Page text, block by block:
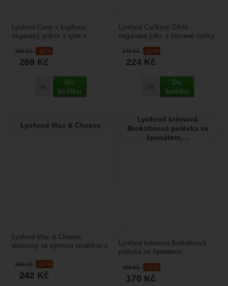
299Kč -10 %
269 Kč
Přidat 'Lyofood Curry s kopřivou' k porovnání
Do
košíku
Lyofood Curry s kopřivou:
veganský pokrm z rýže s
omáčkou z jemného
kokosového...
249Kč -10 %
224 Kč
Přidat 'Lyofood
Do
košíku
Lyofood Čočkový DAAL:
veganské jídlo z červené čočky,
rajské omáčce podávané...
Lyofood Mac & Cheese
269Kč -10 %
242 Kč
Lyofood Mac & Cheese:
těstoviny se sýrovou omáčkou z
kombinaci s italským Pecorino...
Lyofood krémová
Brokolicová polévka se
špenátem,…
189Kč -10 %
170 Kč
Lyofood krémová Brokolicová
polévka se špenátem,
chutná polévka vhodná...